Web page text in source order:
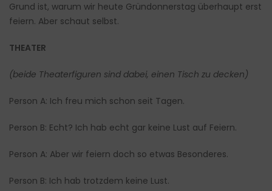
Grund ist, warum wir heute Gründonnerstag überhaupt erst
feiern. Aber schaut selbst.
THEATER
(beide Theaterfiguren sind dabei, einen Tisch zu decken)
Person A: Ich freu mich schon seit Tagen.
Person B: Echt? Ich hab echt gar keine Lust auf Feiern.
Person A: Aber wir feiern doch so etwas Besonderes.
Person B: Ich hab trotzdem keine Lust.